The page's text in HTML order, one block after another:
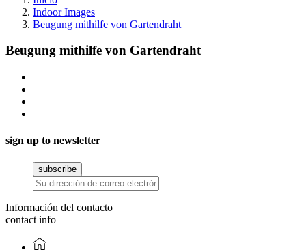
Indoor Images
Beugung mithilfe von Gartendraht
Beugung mithilfe von Gartendraht
sign up to newsletter
Información del contacto
contact info